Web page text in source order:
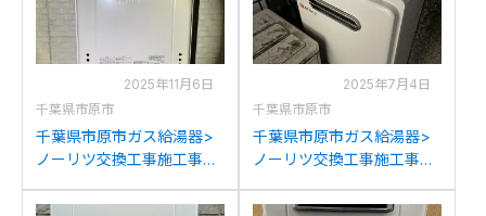
2025年11月6日
千葉県市原市
千葉県市原市ガス給湯器>
ノーリツ交換工事施工事
2050SAWXからノーリツ
2025年7月4日
千葉県市原市
千葉県市原市ガス給湯器>
ノーリツ交換工事施工事
ーリツGQ-1639WS-1への